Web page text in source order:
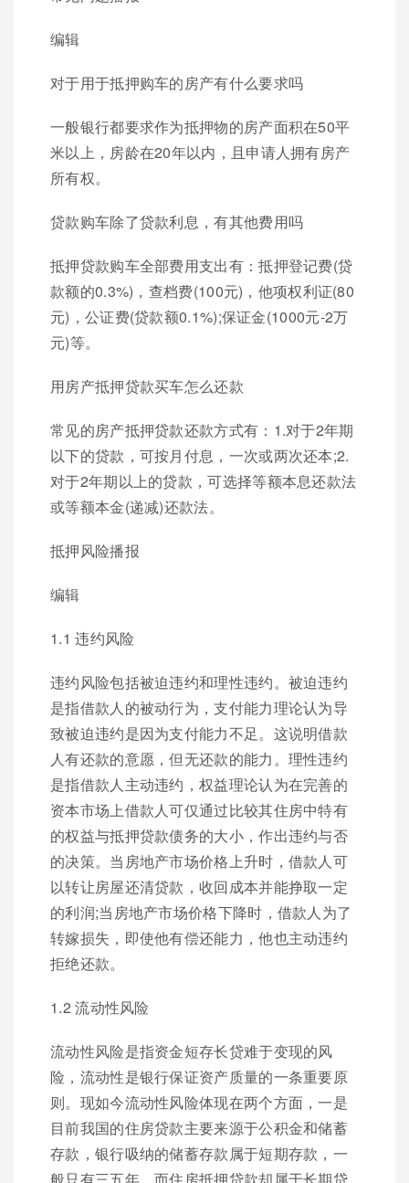
编辑
对于用于抵押购车的房产有什么要求吗
一般银行都要求作为抵押物的房产面积在50平
米以上，房龄在20年以内，且申请人拥有房产
所有权。
贷款购车除了贷款利息，有其他费用吗
抵押贷款购车全部费用支出有：抵押登记费(贷
款额的0.3%)，查档费(100元)，他项权利证(80
元)，公证费(贷款额0.1%);保证金(1000元-2万
元)等。
用房产抵押贷款买车怎么还款
常见的房产抵押贷款还款方式有：1.对于2年期
以下的贷款，可按月付息，一次或两次还本;2.
对于2年期以上的贷款，可选择等额本息还款法
或等额本金(递减)还款法。
抵押风险播报
编辑
1.1 违约风险
违约风险包括被迫违约和理性违约。被迫违约
是指借款人的被动行为，支付能力理论认为导
致被迫违约是因为支付能力不足。这说明借款
人有还款的意愿，但无还款的能力。理性违约
是指借款人主动违约，权益理论认为在完善的
资本市场上借款人可仅通过比较其住房中特有
的权益与抵押贷款债务的大小，作出违约与否
的决策。当房地产市场价格上升时，借款人可
以转让房屋还清贷款，收回成本并能挣取一定
的利润;当房地产市场价格下降时，借款人为了
转嫁损失，即使他有偿还能力，他也主动违约
拒绝还款。
1.2 流动性风险
流动性风险是指资金短存长贷难于变现的风
险，流动性是银行保证资产质量的一条重要原
则。现如今流动性风险体现在两个方面，一是
目前我国的住房贷款主要来源于公积金和储蓄
存款，银行吸纳的储蓄存款属于短期存款，一